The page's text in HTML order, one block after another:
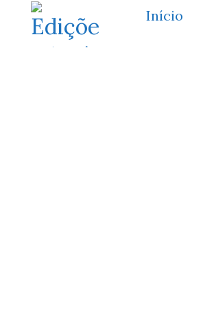
Início